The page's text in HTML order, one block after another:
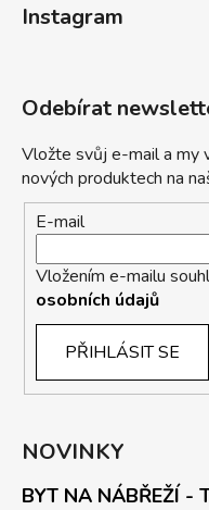
Instagram
Odebírat
Vložte svůj e-mail a my
nových produktech na
E-mail
Vložením e-mailu
osobních údajů
PŘIHLÁSIT SE
NOVINKY
BYT NA NÁBŘEŽÍ -